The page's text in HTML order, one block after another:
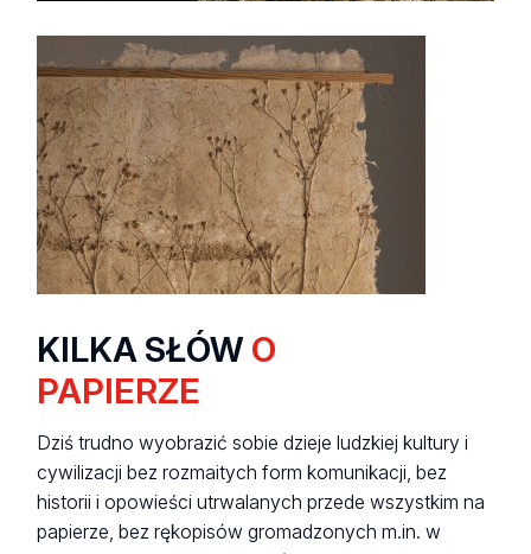
KILKA SŁÓW O
PAPIERZE
Dziś trudno wyobrazić sobie dzieje ludzkiej kultury i
cywilizacji bez rozmaitych form komunikacji, bez
historii i opowieści utrwalanych przede wszystkim na
papierze, bez rękopisów gromadzonych m.in. w